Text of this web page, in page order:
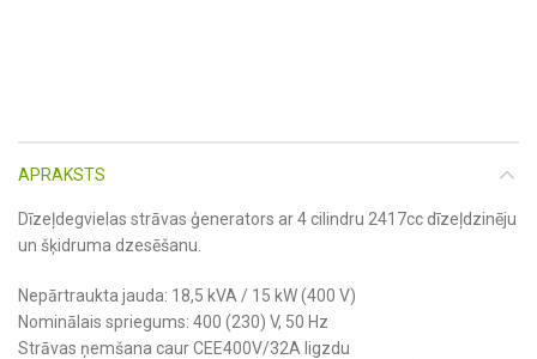
APRAKSTS
Dīzeļdegvielas strāvas ģenerators ar 4 cilindru 2417cc dīzeļdzinēju
un šķidruma dzesēšanu.
Nepārtraukta jauda: 18,5 kVA / 15 kW (400 V)
Nominālais spriegums: 400 (230) V, 50 Hz
Strāvas ņemšana caur CEE400V/32A ligzdu